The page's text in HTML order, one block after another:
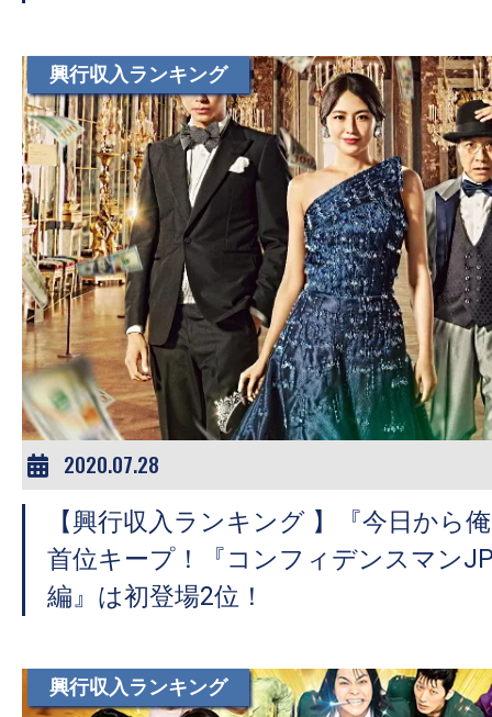
興行収入ランキング
2020.07.28
【興行収入ランキング 】『今日から
首位キープ！『コンフィデンスマン
編』は初登場2位！
興行収入ランキング